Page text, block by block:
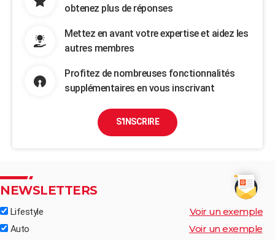
obtenez plus de réponses
Mettez en avant votre expertise et aidez les
autres membres
Profitez de nombreuses fonctionnalités
supplémentaires en vous inscrivant
S'INSCRIRE
NEWSLETTERS
Lifestyle Voir un exemple
Auto Voir un exemple